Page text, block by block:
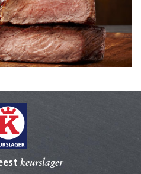
keurslager